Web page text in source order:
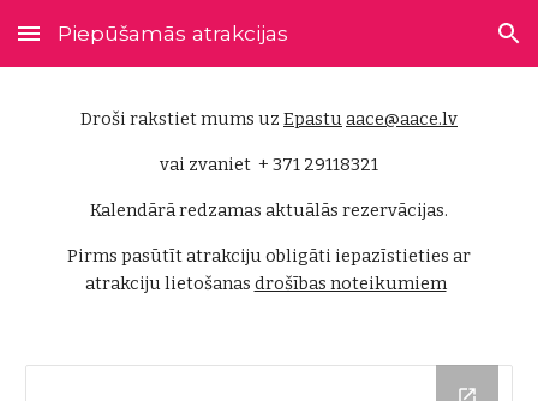
Skip to main content Skip to navigation
Piepūšamās atrakcijas
Droši rakstiet mums uz Epastuaace@aace.lv
vai zvaniet + 371 29118321
Kalendārā redzamas aktuālās rezervācijas.
Pirms pasūtīt atrakciju obligāti iepazīstieties ar
atrakciju lietošanas drošības noteikumiem